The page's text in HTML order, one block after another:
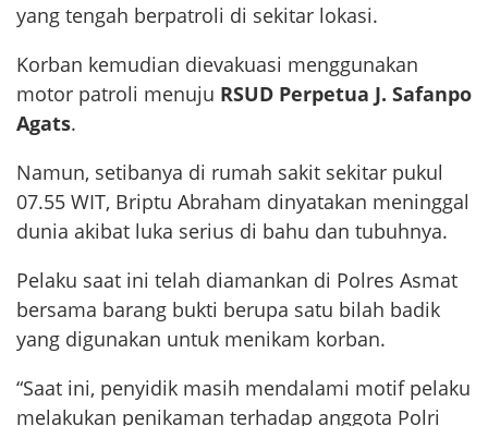
yang tengah berpatroli di sekitar lokasi.
Korban kemudian dievakuasi menggunakan
motor patroli menuju RSUD Perpetua J. Safanpo
Agats.
Namun, setibanya di rumah sakit sekitar pukul
07.55 WIT, Briptu Abraham dinyatakan meninggal
dunia akibat luka serius di bahu dan tubuhnya.
Pelaku saat ini telah diamankan di Polres Asmat
bersama barang bukti berupa satu bilah badik
yang digunakan untuk menikam korban.
“Saat ini, penyidik masih mendalami motif pelaku
melakukan penikaman terhadap anggota Polri